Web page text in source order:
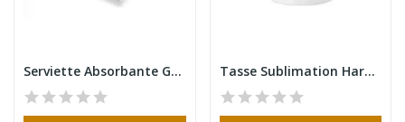
Serviette Absorbante Gymnasio Microfibre Ultra... Tasse Sublimation Harnet 350ml